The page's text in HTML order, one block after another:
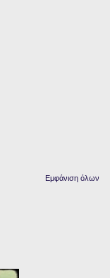
Εμφάνιση όλων